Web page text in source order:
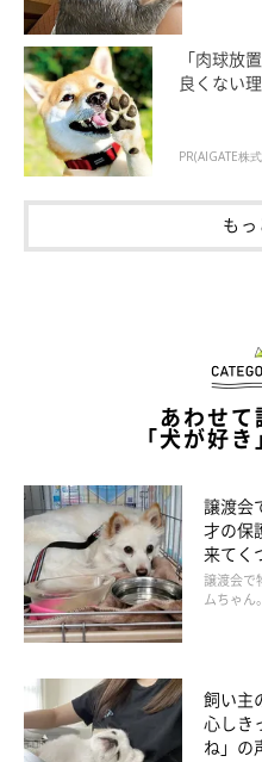
お散歩途中のジェイクくんの様子
@chasibu202926
こちらは、公園でのお散歩中
す。
「肉球放
良くない
PR(AIGATE株
も
あわせて
「犬が好
譲渡会
才の保
来てく
譲渡会で
ムちゃ
飼い主
心しき
ね」の